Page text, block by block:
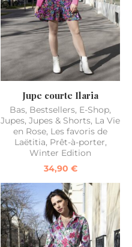
Jupe courte Ilaria
Bas, Bestsellers, E-Shop,
Jupes, Jupes & Shorts, La Vie
en Rose, Les favoris de
Laëtitia, Prêt-à-porter,
Winter Edition
34,90 €